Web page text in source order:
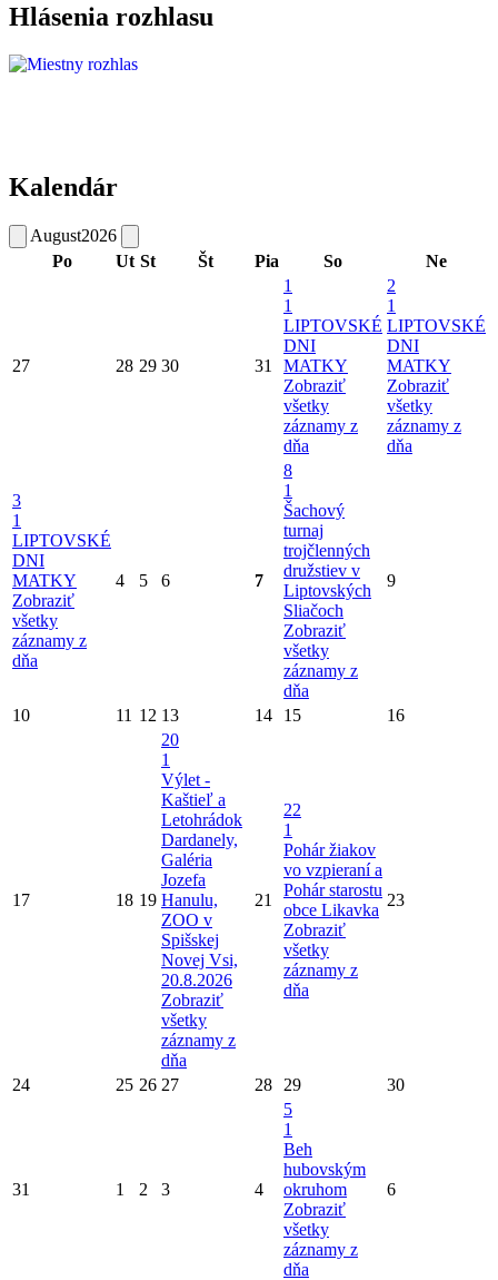
Hlásenia rozhlasu
Kalendár
August2026
Po
Ut St Št Pia So Ne
27 28 29 30 31
1
1
LIPTOVSKÉ
DNI
MATKY
Zobraziť
všetky
záznamy z
dňa
2
1
LIPTOVSKÉ
DNI
MATKY
Zobraziť
všetky
záznamy z
dňa
3
1
LIPTOVSKÉ
DNI
MATKY
Zobraziť
všetky
záznamy z
dňa
4 5 6 7
8
1
Šachový
turnaj
trojčlenných
družstiev v
Liptovských
Sliačoch
Zobraziť
všetky
záznamy z
dňa
9
10 11 12 13 14 15 16
17 18 19
20
1
Výlet -
Kaštieľ a
Letohrádok
Dardanely,
Galéria
Jozefa
Hanulu,
ZOO v
Spišskej
Novej Vsi,
20.8.2026
Zobraziť
všetky
záznamy z
dňa
21
22
1
Pohár žiakov
vo vzpieraní a
Pohár starostu
obce Likavka
Zobraziť
všetky
záznamy z
dňa
23
24 25 26 27 28 29 30
31 1 2 3 4
5
1
Beh
hubovským
okruhom
Zobraziť
všetky
záznamy z
dňa
6